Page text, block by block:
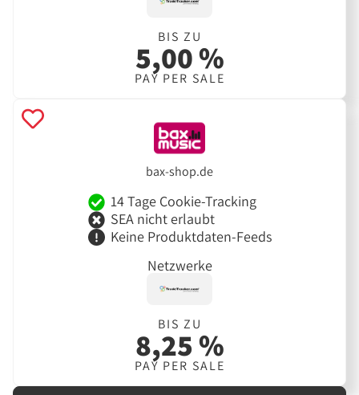
BIS ZU
5,00 %
PAY PER SALE
bax-shop.de
14 Tage Cookie-Tracking
SEA nicht erlaubt
Keine Produktdaten-Feeds
Netzwerke
BIS ZU
8,25 %
PAY PER SALE